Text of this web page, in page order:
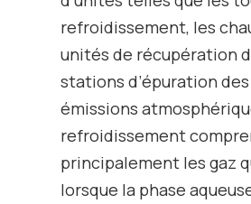
refroidissement, les
unités de récupération
stations d’épuration
émissions
refroidissement
principalement les gaz
lorsque la phase